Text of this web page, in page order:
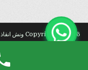
Copyright © 2026 ونش انقاذ سيارات الفرسان بالقاهرة |01282505052